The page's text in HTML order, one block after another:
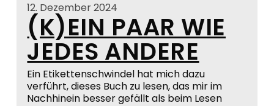
12. Dezember 2024
(K)EIN PAAR WIE
JEDES ANDERE
Ein Etikettenschwindel hat mich dazu
verführt, dieses Buch zu lesen, das mir im
Nachhinein besser gefällt als beim Lesen